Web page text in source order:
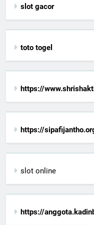
slot gacor
toto togel
https://
https://
slot online
https://